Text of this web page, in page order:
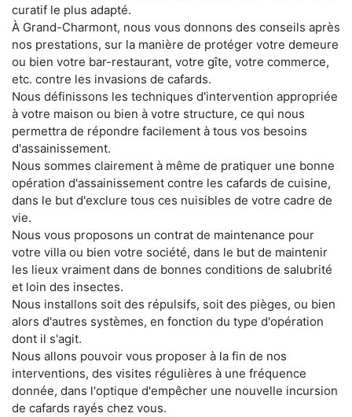
curatif le plus adapté.
À Grand-Charmont, nous vous donnons des conseils après
nos prestations, sur la manière de protéger votre demeure
ou bien votre bar-restaurant, votre gîte, votre commerce,
etc. contre les invasions de cafards.
Nous définissons les techniques d'intervention appropriée
à votre maison ou bien à votre structure, ce qui nous
permettra de répondre facilement à tous vos besoins
d'assainissement.
Nous sommes clairement à même de pratiquer une bonne
opération d'assainissement contre les cafards de cuisine,
dans le but d'exclure tous ces nuisibles de votre cadre de
vie.
Nous vous proposons un contrat de maintenance pour
votre villa ou bien votre société, dans le but de maintenir
les lieux vraiment dans de bonnes conditions de salubrité
et loin des insectes.
Nous installons soit des répulsifs, soit des pièges, ou bien
alors d'autres systèmes, en fonction du type d'opération
dont il s'agit.
Nous allons pouvoir vous proposer à la fin de nos
interventions, des visites régulières à une fréquence
donnée, dans l'optique d'empêcher une nouvelle incursion
de cafards rayés chez vous.